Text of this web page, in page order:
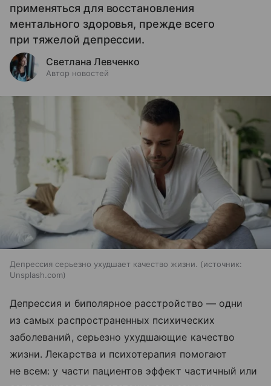
применяться для восстановления
ментального здоровья, прежде всего
при тяжелой депрессии.
Светлана Левченко
Автор новостей
Депрессия серьезно ухудшает качество жизни.
источник:
Unsplash.com
Депрессия и биполярное расстройство — одни
из самых распространенных психических
заболеваний, серьезно ухудшающие качество
жизни. Лекарства и психотерапия помогают
не всем: у части пациентов эффект частичный или